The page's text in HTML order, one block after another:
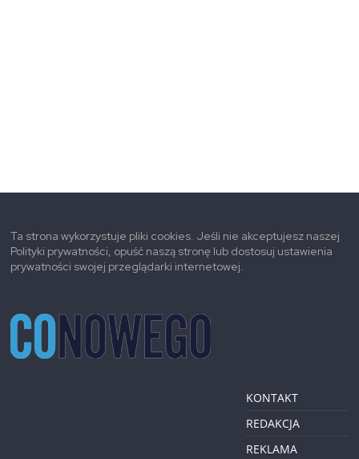
Ta strona wykorzystuje pliki cookies. Jeśli nie akceptujesz naszej
Polityki prywatności, opuść naszą stronę lub dostosuj ustawienia
prywatności swojej przeglądarki internetowej.
KONTAKT
REDAKCJA
REKLAMA